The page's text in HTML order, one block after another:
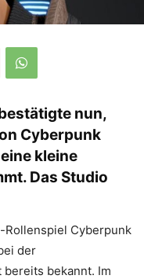
nun,
Cyberpunk
kleine
Das Studio
Rollenspiel Cyberpunk
der
bekannt. Im